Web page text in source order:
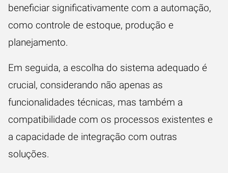
beneficiar significativamente com a automação,
como controle de estoque, produção e
planejamento.
Em seguida, a escolha do sistema adequado é
crucial, considerando não apenas as
funcionalidades técnicas, mas também a
compatibilidade com os processos existentes e
a capacidade de integração com outras
soluções.